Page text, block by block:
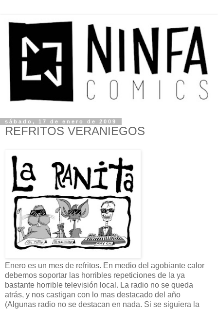
sábado, 17 de enero de 2009
REFRITOS VERANIEGOS
Enero es un mes de refritos. En medio del agobiante calor
debemos soportar las horribles repeticiones de la ya
bastante horrible televisión local. La radio no se queda
atrás, y nos castigan con lo mas destacado del año
(Algunas radio no se destacan en nada. Si se siguiera la